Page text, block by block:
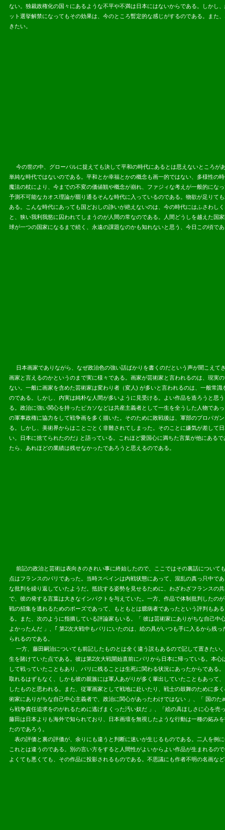
ない。独裁政権化の国々にあるような不平や不満は日本にはないからである。しかし
ット選挙解禁になってもその効果は、今のところ暫定的な感じがするのである。ま
きたい。
今の世の中、グローバルに捉えても決して平和の時代にあるとは思えないところが
単純な時代ではないのである。平和とか幸福とかの概念も画一的ではない、多様性
魔法の杖により、今までの不変の価値観や概念が崩れ、ファジィな考えが一般的に
予測不可能なカオス理論が罷り通るそんな時代に入っているのである。物欲が足りて
ある。こんな時代にあっても国どおしの諍いが絶えないのは、今の時代にはふさわ
と、狭い我利我慾に囚われてしまうのが人間の常なのである。人間どうしを越えた
球が一つの国家になるまで続く、永遠の課題なのかも知れないと思う、今日この頃で
日本画家でありながら、なぜ政治色の強い話ばかりを書くのだという声が聞こえて
画家と言えるのかというのまで実に様々である。画家が芸術家と言われるのは、現実
ない。一般に画家を含めた芸術家は変わり者（変人) が多いと言われるのは、一般常
のである。しかし、内実は純朴な人間が多いように見受ける。よい作品を造ろうと思
る。政治に強い関心を持ったピカソなどは共産主義者として一生を全うした人物で
の軍事政権に協力をして戦争画を多く描いた。そのために敗戦後は、軍部のプロパガ
る。しかし、美術界からはことごとく非難されてしまった。そのことに嫌気が差し
い。日本に捨てられたのだ｣ と語っている。これほど愛国心に満ちた言葉が他にある
たら、あれほどの業績は残せなかったであろうと思えるのである。
前記の政治と芸術は表向きのきれい事に終始したので、ここではその裏話について
点はフランスのパリであった。当時スペインは内戦状態にあって、混乱の真っ只中
な批判を繰り返していたようだ。抵抗する姿勢を見せるために、わざわざフランスの
で、彼の発する言葉は大きなインパクトを与えていた。一方、作品で体制批判したの
戦の招集を逃れるためのポーズであって、もともとは臆病者であったという評判もあ
る。また、次のように指摘している評論家もいる。「 彼は芸術家にありがちな自己
よかったんだ 」、｢ 第2次大戦中もパリにいたのは、絵の具がいつも手に入るから残
られるのである。
一方、藤田嗣治についても前記したものとは全く違う説もあるので記して置きたい
生を賭けていた点である。彼は第2次大戦開始直前にパリから日本に帰っている。本
して戦っていたこともあり、パリに残ることは生死に関わる状況にあったからであ
取れるはずもなく、しかも彼の親族には軍人あがりが多く輩出していたこともあって
したものと思われる。また、従軍画家として戦地に赴いたり、戦士の鼓舞のために
術家にありがちな自己中心主義者で、政治に関心があったわけではない 」、「 国の
ら戦争責任追求をのがれるために逃げまくった汚い奴だ 」、「絵の具ほしさに心を
藤田は日本よりも海外で知られており、日本画壇を無視したような行動は一種の妬み
たのであろう。
表の評価と裏の評価が、余りにも違うと判断に迷いが生じるものである。二人を例
これとは違うのである。別の言い方をすると人間性がよいからよい作品が生まれる
よくても悪くても、その作品に投影されるものである。不思議にも作者不明の名画な